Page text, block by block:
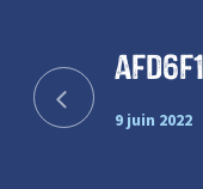
9 juin 2022